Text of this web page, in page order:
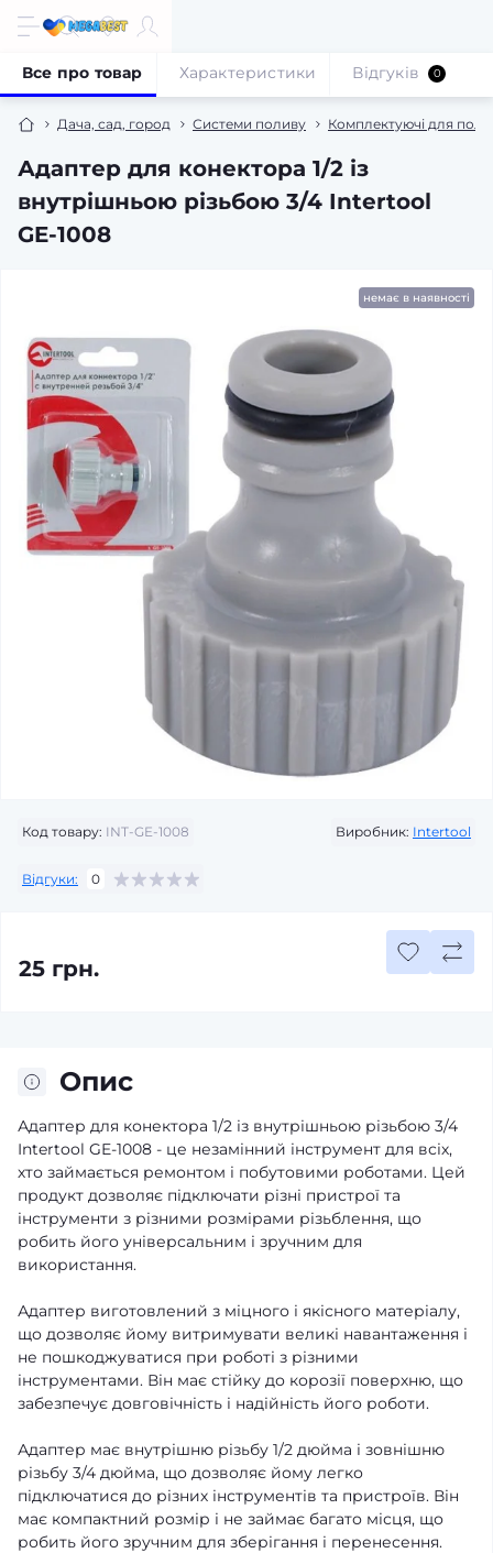
Дача, сад, город Системи поливу Комплектуючі для
Адаптер для конектора 1/2 із
внутрішньою різьбою 3/4 Intertool
GE-1008
Все про товар Характеристики Відгуків 0
немає в наявності
Код товару: INT-GE-1008 Виробник: Intertool
Відгуки: 0
25 грн.
Опис
Адаптер для конектора 1/2 із внутрішньою різьбою 3/4
Intertool GE-1008 - це незамінний інструмент для всіх,
хто займається ремонтом і побутовими роботами. Цей
продукт дозволяє підключати різні пристрої та
інструменти з різними розмірами різьблення, що
робить його універсальним і зручним для
використання.
Адаптер виготовлений з міцного і якісного матеріалу,
що дозволяє йому витримувати великі навантаження і
не пошкоджуватися при роботі з різними
інструментами. Він має стійку до корозії поверхню, що
забезпечує довговічність і надійність його роботи.
Адаптер має внутрішню різьбу 1/2 дюйма і зовнішню
різьбу 3/4 дюйма, що дозволяє йому легко
підключатися до різних інструментів та пристроїв. Він
має компактний розмір і не займає багато місця, що
робить його зручним для зберігання і перенесення.